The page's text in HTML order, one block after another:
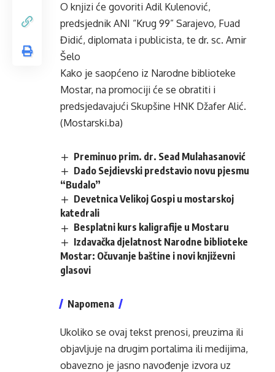
O knjizi će govoriti Adil Kulenović,
predsjednik ANI “Krug 99” Sarajevo, Fuad
Đidić, diplomata i publicista, te dr. sc. Amir
Šelo
Kako je saopćeno iz Narodne biblioteke
Mostar, na promociji će se obratiti i
predsjedavajući Skupšine HNK Džafer Alić.
(Mostarski.ba)
Preminuo prim. dr. Sead Mulahasanović
Dado Sejdievski predstavio novu pjesmu
“Budalo”
Devetnica Velikoj Gospi u mostarskoj
katedrali
Besplatni kurs kaligrafije u Mostaru
Izdavačka djelatnost Narodne biblioteke
Mostar: Očuvanje baštine i novi književni
glasovi
Napomena
Ukoliko se ovaj tekst prenosi, preuzima ili
objavljuje na drugim portalima ili medijima,
obavezno je jasno navođenje izvora uz